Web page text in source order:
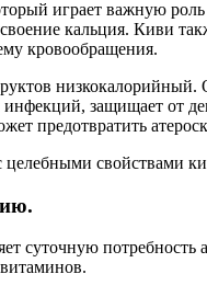
играет важную
кальция. Киви
кровообращения.
низкокалорийный.
защищает от
предотвратить
целебными свойствами
суточную